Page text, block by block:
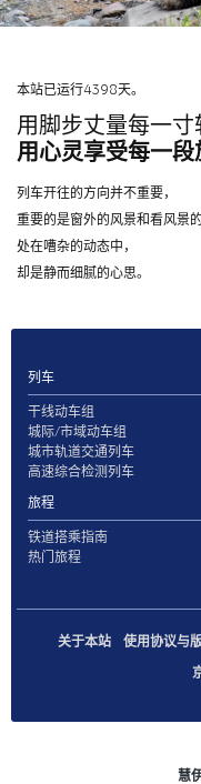
本站已运行4398天。
用脚步丈量每一寸
用心灵享受每一段
列车开往的方向并不重要，
重要的是窗外的风景和看风景的
处在嘈杂的动态中，
却是静而细腻的心思。
列车
干线动车组
城际/市域动车组
城市轨道交通列车
高速综合检测列车
旅程
铁道搭乘指南
热门旅程
关于本站 使用协议与
慧